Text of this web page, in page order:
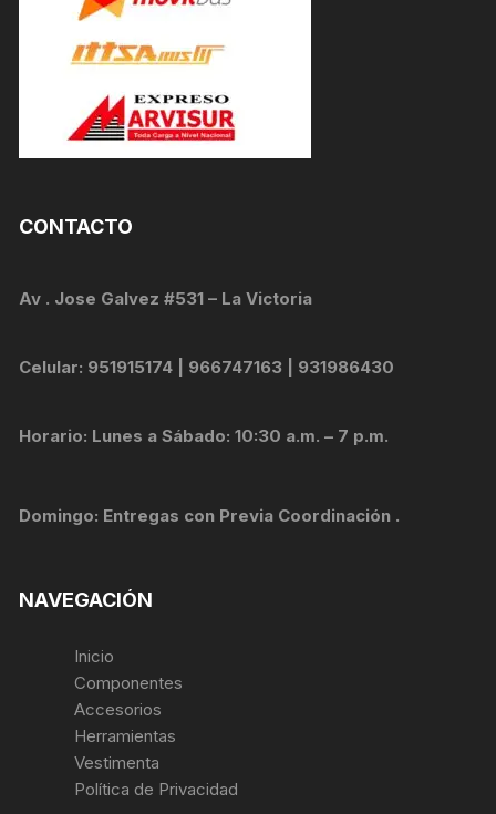
CONTACTO
Av . Jose Galvez #531 – La Victoria
Celular: 951915174 | 966747163 | 931986430
Horario: Lunes a Sábado: 10:30 a.m. – 7 p.m.
Domingo: Entregas con Previa Coordinación .
NAVEGACIÓN
Inicio
Componentes
Accesorios
Herramientas
Vestimenta
Política de Privacidad